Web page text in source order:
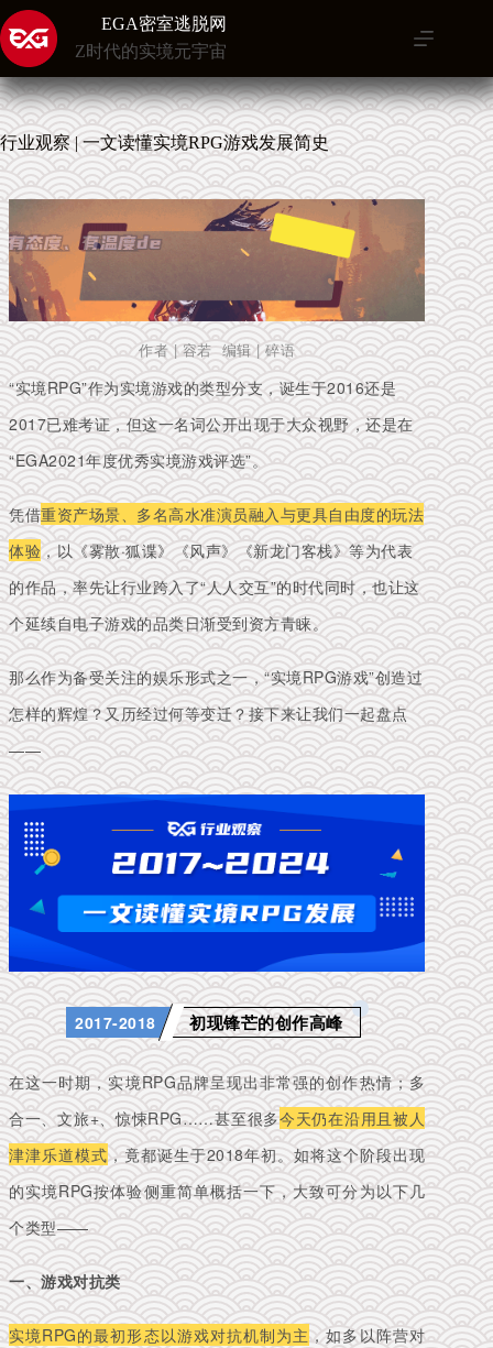
跳
至
内
容
EGA密室逃脱网
Z时代的实境元宇宙
行业观察 | 一文读懂实境RPG游戏发展简史
作者 | 容若 编辑 | 碎语
“实境RPG”作为实境游戏的类型分支，诞生于2016还是
2017已难考证，但这一名词公开出现于大众视野，还是在
“EGA2021年度优秀实境游戏评选”。
凭借重资产场景、多名高水准演员融入与更具自由度的玩法
体验，以《雾散·狐谍》《风声》《新龙门客栈》等为代表
的作品，率先让行业跨入了“人人交互”的时代同时，也让这
个延续自电子游戏的品类日渐受到资方青睐。
那么作为备受关注的娱乐形式之一，“实境RPG游戏”创造过
怎样的辉煌？又历经过何等变迁？接下来让我们一起盘点
——
2017-2018 初现锋芒的创作高峰
在这一时期，实境RPG品牌呈现出非常强的创作热情；多
合一、文旅+、惊悚RPG……甚至很多今天仍在沿用且被人
津津乐道模式，竟都诞生于2018年初。如将这个阶段出现
的实境RPG按体验侧重简单概括一下，大致可分为以下几
个类型——
一、游戏对抗类
实境RPG的最初形态以游戏对抗机制为主，如多以阵营对